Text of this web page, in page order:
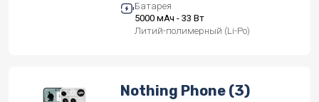
Батарея
5000 мАч - 33 Вт
Литий-полимерный (Li-Po)
Nothing Phone (3)